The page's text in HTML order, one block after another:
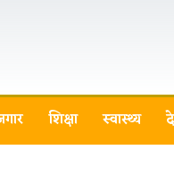
शिक्षा स्वास्थ्य